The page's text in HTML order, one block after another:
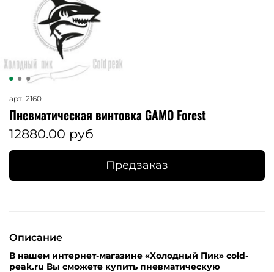
арт. 2160
Пневматическая винтовка GAMO Forest
12880.00 руб
Предзаказ
Описание
В нашем интернет-магазине «Холодный Пик» cold-
peak.ru Вы сможете купить пневматическую